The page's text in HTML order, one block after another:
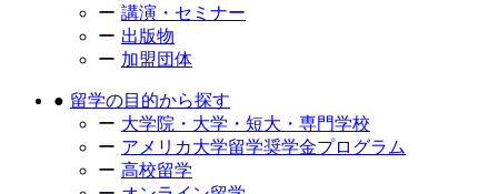
講演・セミナー
出版物
加盟団体
留学の目的から探す
大学院・大学・短大・専門学校
アメリカ大学留学奨学金プログラム
高校留学